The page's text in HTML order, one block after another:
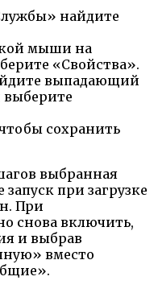
найдите
мыши на
«Свойства».
выпадающий
выберите
сохранить
выбранная
при загрузке
При
снова включить,
и выбрав
вместо